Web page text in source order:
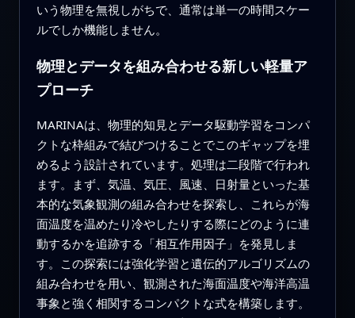
いう物理を無視しがちで、通常は単一の時間スケー
ルでしか機能しません。
物理とデータを組み合わせる新しい軽量ア
プローチ
MARINAは、物理的知見とデータ駆動学習をコンパ
クトな枠組みで結びつけることでこのギャップを埋
めるよう設計されています。処理は二段階で行われ
ます。まず、気温、気圧、風速、日射量といった基
本的な気象観測の組み合わせを探索し、これらが海
面温度を温めたり冷やしたりする際にどのように連
動するかを追跡する「相互作用因子」を発見しま
す。この探索には強化学習と遺伝的アルゴリズムの
組み合わせを用い、観測された海面温度や海洋高温
事象と強く相関するコンパクトな式を構築します。